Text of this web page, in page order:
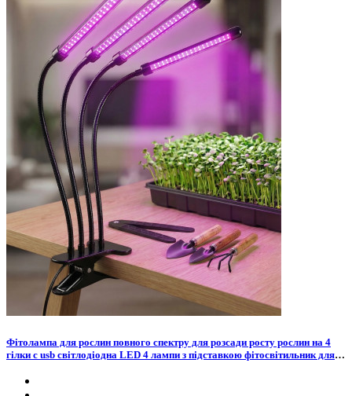
Фітолампа для рослин повного спектру для розсади росту рослин на 4
гілки с usb світлодіодна LED 4 лампи з підставкою фітосвітильник для